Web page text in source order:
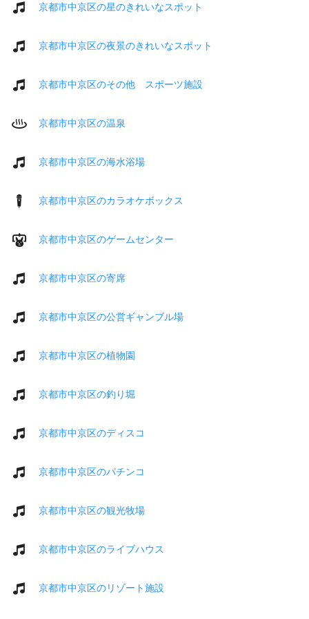
京都市中京区の星のきれいなスポット
京都市中京区の夜景のきれいなスポット
京都市中京区のその他 スポーツ施設
京都市中京区の温泉
京都市中京区の海水浴場
京都市中京区のカラオケボックス
京都市中京区のゲームセンター
京都市中京区の寄席
京都市中京区の公営ギャンブル場
京都市中京区の植物園
京都市中京区の釣り堀
京都市中京区のディスコ
京都市中京区のパチンコ
京都市中京区の観光牧場
京都市中京区のライブハウス
京都市中京区のリゾート施設